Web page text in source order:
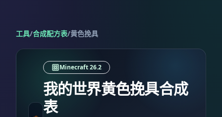
工具/合成配方表/黄色挽具
Minecraft 26.2
我的世界黄色挽具合成
表